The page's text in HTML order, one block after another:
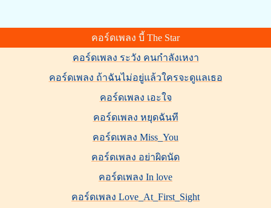
คอร์ดเพลง บี้ The Star
คอร์ดเพลง ระวัง คนกำลังเหงา
คอร์ดเพลง ถ้าฉันไม่อยู่แล้วใครจะดูแลเธอ
คอร์ดเพลง เอะใจ
คอร์ดเพลง หยุดฉันที
คอร์ดเพลง Miss_You
คอร์ดเพลง อย่าผิดนัด
คอร์ดเพลง In love
คอร์ดเพลง Love_At_First_Sight